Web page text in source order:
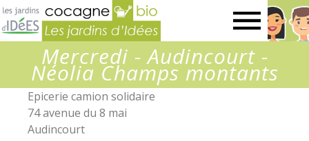
d’idées
Mercredi - Audincourt -
Néolia Champs montants
Epicerie camion solidaire
74 avenue du 8 mai
Audincourt